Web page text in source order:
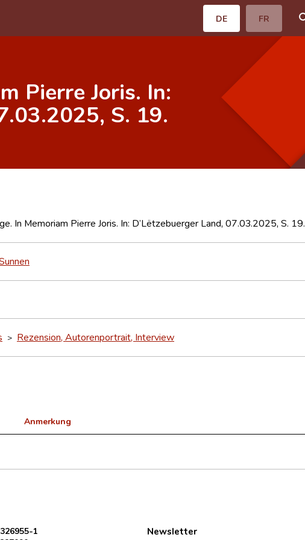
DE FR
Pierre Joris. In:
S. 19.
In Memoriam Pierre Joris. In: D’Lëtzebuerger Land, 07.03.2025, S. 19.
> Rezension, Autorenportrait, Interview
Anmerkung
1
Newsletter